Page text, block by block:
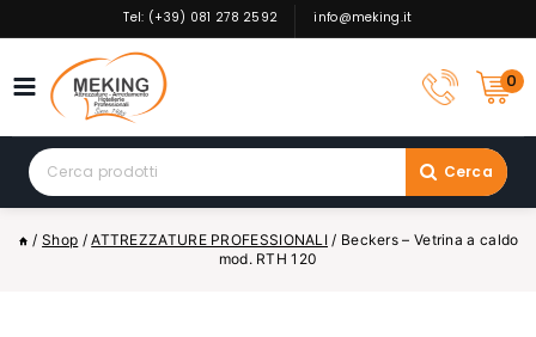
to
Tel: (+39) 081 278 2592 info@meking.it
0
Search
for:
Cerca
/ Shop / ATTREZZATURE PROFESSIONALI / Beckers – Vetrina a caldo
mod. RTH 120